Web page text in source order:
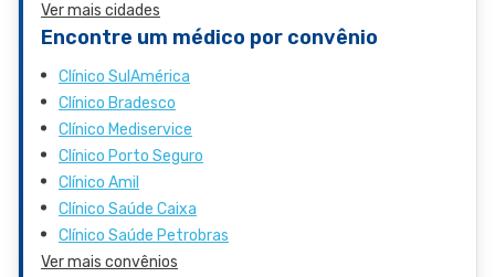
Ver mais cidades
Encontre um médico por convênio
Clínico SulAmérica
Clínico Bradesco
Clínico Mediservice
Clínico Porto Seguro
Clínico Amil
Clínico Saúde Caixa
Clínico Saúde Petrobras
Ver mais convênios